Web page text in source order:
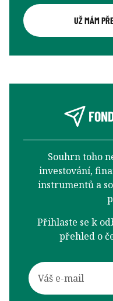
UŽ MÁM
Souhrn toho
investování,
instrumentů a
Přihlaste se k
přehled o